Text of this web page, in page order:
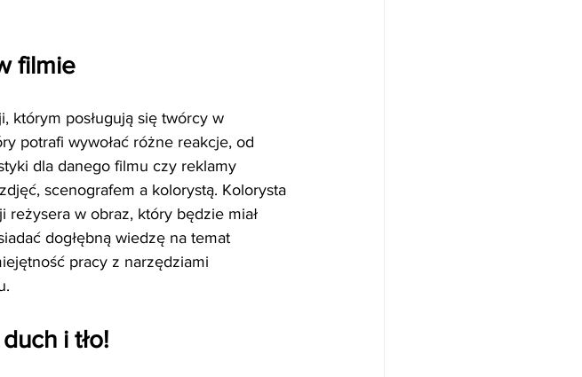
filmie
którym posługują się twórcy w
potrafi wywołać różne reakcje, od
dla danego filmu czy reklamy
scenografem a kolorystą. Kolorysta
reżysera w obraz, który będzie miał
dogłębną wiedzę na temat
pracy z narzędziami
i tło!